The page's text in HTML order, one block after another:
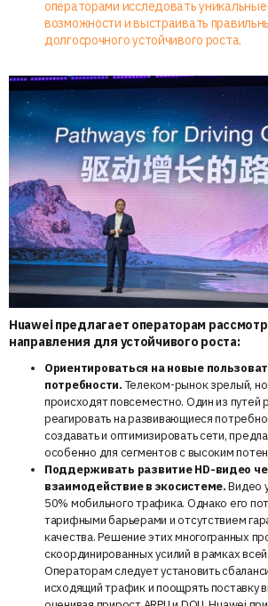
операторами исследовать
возможности и выстраивать
долгосрочного устойчивого роста.
Huawei предлагает операторам
направления для устойчивого роста:
Ориентироваться на новые
потребности. Телеком-рынок зрелый,
происходят повсеместно. Один из путей
реагировать на развивающиеся
создавать и оптимизировать сети,
особенно для сегментов с высоким
Поддерживать развитие HD-видео
взаимодействие в экосистеме.Видео
50% мобильного трафика. Однако его
тарифными барьерами и отсутствием
качества. Решение этих многогранных
скоординированных усилий в рамках
Операторам следует установить
исходящий трафик и поощрять поставку